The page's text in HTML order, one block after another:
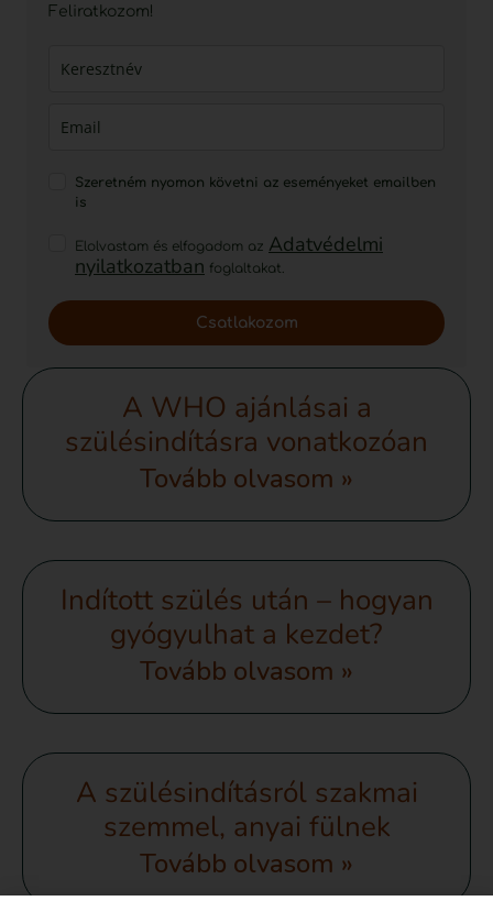
Feliratkozom!
Szeretném nyomon követni az eseményeket emailben
is
Elolvastam és elfogadom az Adatvédelmi
nyilatkozatban foglaltakat.
Csatlakozom
A WHO ajánlásai a
szülésindításra vonatkozóan
Tovább olvasom »
Indított szülés után – hogyan
gyógyulhat a kezdet?
Tovább olvasom »
A szülésindításról szakmai
szemmel, anyai fülnek
Tovább olvasom »